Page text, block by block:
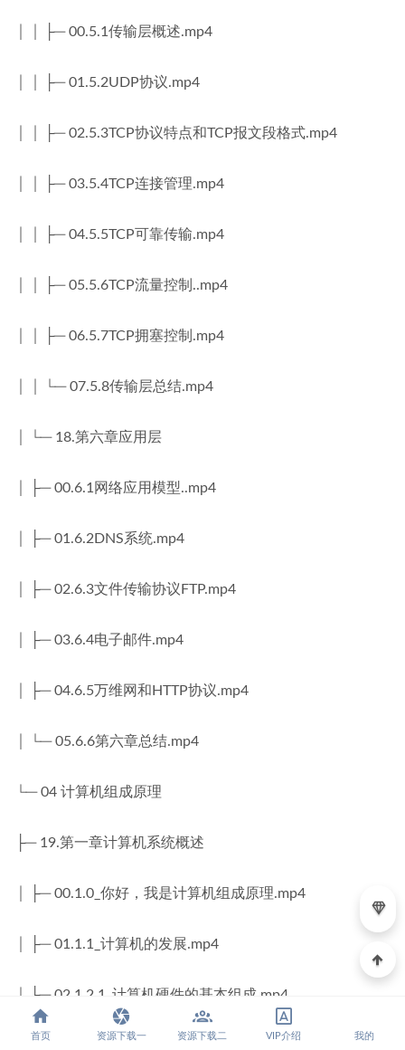
│ │ ├─ 00.5.1传输层概述.mp4
│ │ ├─ 01.5.2UDP协议.mp4
│ │ ├─ 02.5.3TCP协议特点和TCP报文段格式.mp4
│ │ ├─ 03.5.4TCP连接管理.mp4
│ │ ├─ 04.5.5TCP可靠传输.mp4
│ │ ├─ 05.5.6TCP流量控制..mp4
│ │ ├─ 06.5.7TCP拥塞控制.mp4
│ │ └─ 07.5.8传输层总结.mp4
│ └─ 18.第六章应用层
│ ├─ 00.6.1网络应用模型..mp4
│ ├─ 01.6.2DNS系统.mp4
│ ├─ 02.6.3文件传输协议FTP.mp4
│ ├─ 03.6.4电子邮件.mp4
│ ├─ 04.6.5万维网和HTTP协议.mp4
│ └─ 05.6.6第六章总结.mp4
└─ 04 计算机组成原理
├─ 19.第一章计算机系统概述
│ ├─ 00.1.0_你好，我是计算机组成原理.mp4
│ ├─ 01.1.1_计算机的发展.mp4
│ ├─ 02.1.2.1_计算机硬件的基本组成.mp4
│ ├─ 03.1.2.2_认识各个硬件部件.mp4
首页 资源下载一 资源下载二 VIP介绍 我的